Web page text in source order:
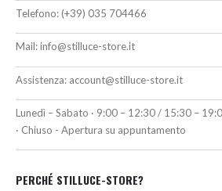
Telefono: (+39) 035 704466
Mail:info@stilluce-store.it
Assistenza: account@stilluce-store.it
Lunedì – Sabato · 9:00 – 12:30 / 15:30 –
· Chiuso - Apertura su appuntamento
PERCHÉ STILLUCE-STORE?